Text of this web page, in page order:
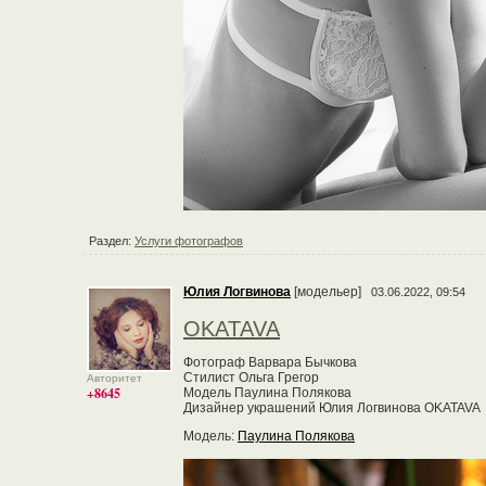
Раздел: Услуги фотографов
Авторитет
+8645
Юлия Логвинова [модельер] 03.06.2022, 09:54
OKATAVA
Фотограф Варвара Бычкова
Стилист Ольга Грегор
Модель Паулина Полякова
Дизайнер украшений Юлия Логвинова OKATAVA
Модель: Паулина Полякова